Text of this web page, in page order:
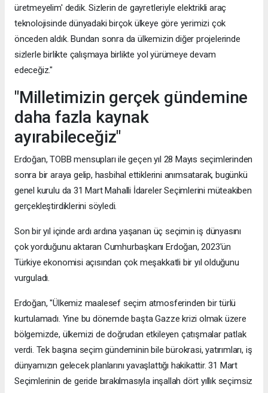
üretmeyelim' dedik. Sizlerin de gayretleriyle elektrikli araç
teknolojisinde dünyadaki birçok ülkeye göre yerimizi çok
önceden aldık. Bundan sonra da ülkemizin diğer projelerinde
sizlerle birlikte çalışmaya birlikte yol yürümeye devam
edeceğiz."
"Milletimizin gerçek gündemine
daha fazla kaynak
ayırabileceğiz"
Erdoğan, TOBB mensupları ile geçen yıl 28 Mayıs seçimlerinden
sonra bir araya gelip, hasbihal ettiklerini anımsatarak, bugünkü
genel kurulu da 31 Mart Mahalli İdareler Seçimlerini müteakiben
gerçekleştirdiklerini söyledi.
Son bir yıl içinde ardı ardına yaşanan üç seçimin iş dünyasını
çok yorduğunu aktaran Cumhurbaşkanı Erdoğan, 2023'ün
Türkiye ekonomisi açısından çok meşakkatli bir yıl olduğunu
vurguladı.
Erdoğan, "Ülkemiz maalesef seçim atmosferinden bir türlü
kurtulamadı. Yine bu dönemde başta Gazze krizi olmak üzere
bölgemizde, ülkemizi de doğrudan etkileyen çatışmalar patlak
verdi. Tek başına seçim gündeminin bile bürokrasi, yatırımları, iş
dünyamızın gelecek planlarını yavaşlattığı hakikattir. 31 Mart
Seçimlerinin de geride bırakılmasıyla inşallah dört yıllık seçimsiz